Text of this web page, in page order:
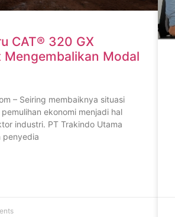
CAT® 320 GX
Mengembalikan Modal
– Seiring membaiknya situasi
ekonomi menjadi hal
industri. PT Trakindo Utama
penyedia